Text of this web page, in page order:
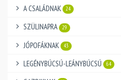
A CSALÁDNAK 24
SZÜLINAPRA 29
JÓPOFÁKNAK 43
LEGÉNYBÚCSÚ-LEÁNYBÚCSÚ 64